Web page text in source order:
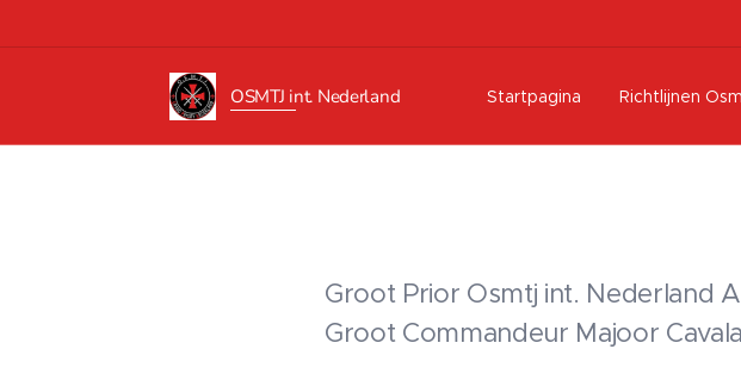
OSMTJ int. Nederland Startpagina Richtlijnen
Groot Prior Osmtj int. Nederland
Groot Commandeur Majoor